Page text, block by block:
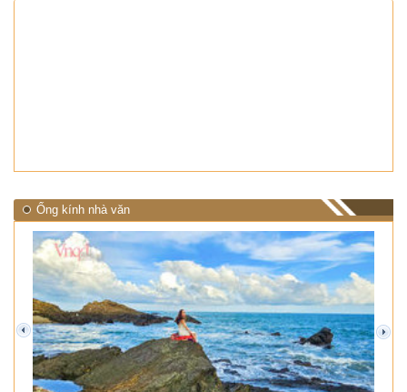
Ống kính nhà văn
prev next